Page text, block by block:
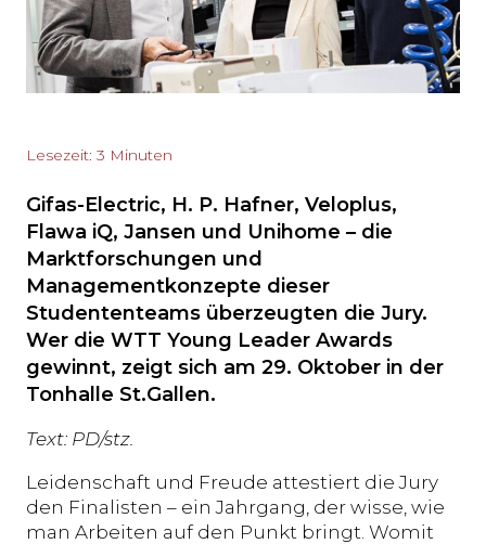
Lesezeit: 3 Minuten
Gifas-Electric, H. P. Hafner, Veloplus,
Flawa iQ, Jansen und Unihome – die
Marktforschungen und
Managementkonzepte dieser
Studententeams überzeugten die Jury.
Wer die WTT Young Leader Awards
gewinnt, zeigt sich am 29. Oktober in der
Tonhalle St.Gallen.
Text: PD/stz.
Leidenschaft und Freude attestiert die Jury
den Finalisten – ein Jahrgang, der wisse, wie
man Arbeiten auf den Punkt bringt. Womit